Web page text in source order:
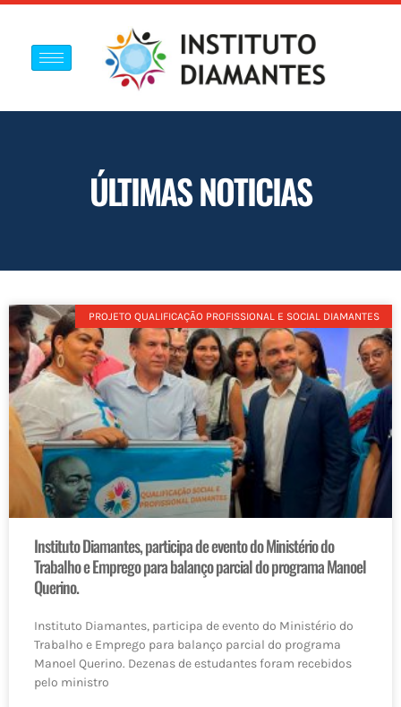
ÚLTIMAS NOTICIAS
PROJETO QUALIFICAÇÃO PROFISSIONAL E SOCIAL DIAMANTES
Instituto Diamantes, participa de evento do Ministério do
Trabalho e Emprego para balanço parcial do programa Manoel
Querino.
Instituto Diamantes, participa de evento do Ministério do
Trabalho e Emprego para balanço parcial do programa
Manoel Querino. Dezenas de estudantes foram recebidos
pelo ministro